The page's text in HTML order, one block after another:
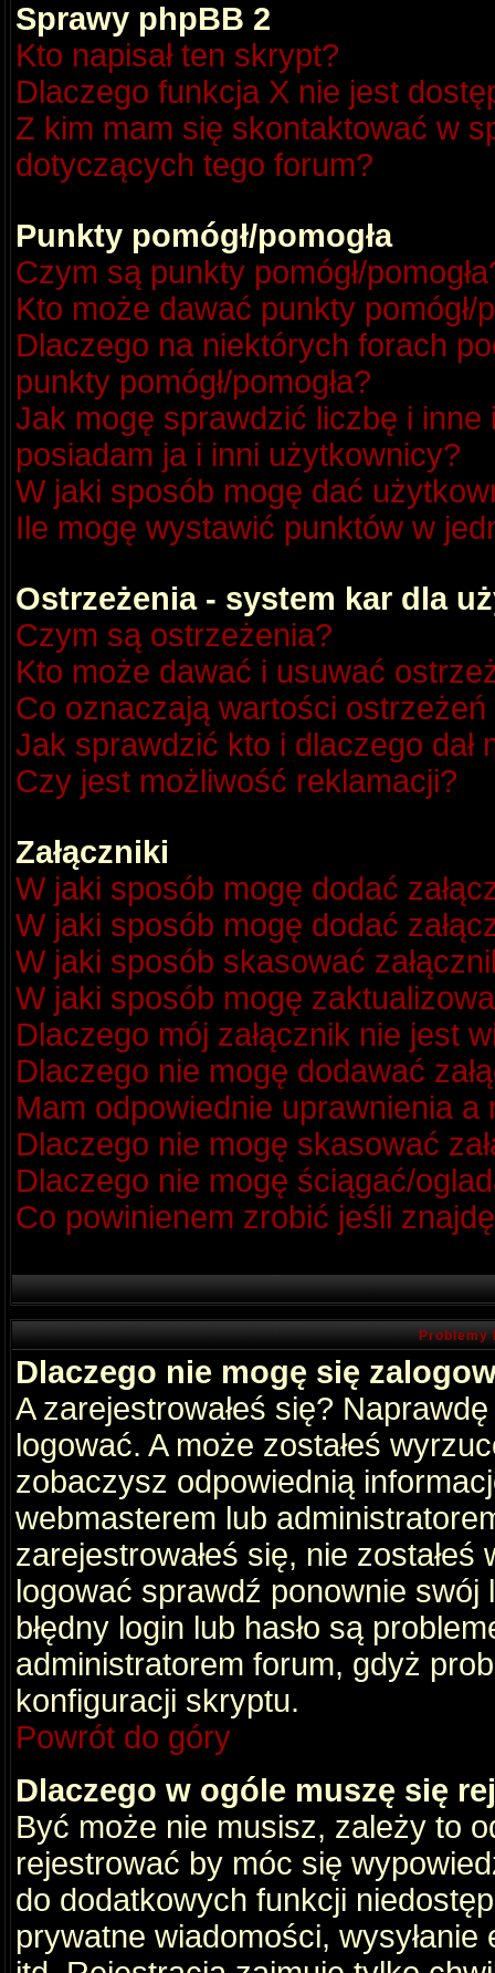
Sprawy phpBB 2
Kto napisał ten skrypt?
Dlaczego funkcja X nie jest
Z kim mam się skontaktować w
dotyczących tego forum?
Punkty pomógł/pomogła
Czym są punkty pomógł/
Kto może dawać punkty pomógł/
Dlaczego na niektórych forach
punkty pomógł/pomogła?
Jak mogę sprawdzić liczbę i
posiadam ja i inni użytkownicy?
W jaki sposób mogę dać
Ile mogę wystawić punktów w
Ostrzeżenia - system kar dla
Czym są ostrzeżenia?
Kto może dawać i usuwać
Co oznaczają wartości
Jak sprawdzić kto i dlaczego dał
Czy jest możliwość reklamacji?
Załączniki
W jaki sposób mogę dodać
W jaki sposób mogę dodać
W jaki sposób skasować
W jaki sposób mogę
Dlaczego mój załącznik nie jest
Dlaczego nie mogę dodawać
Mam odpowiednie uprawnienia a
Dlaczego nie mogę skasować
Dlaczego nie mogę ściągać/
Co powinienem zrobić jeśli
Problemy
Dlaczego nie mogę się
A zarejestrowałeś się?
logować. A może zostałeś
zobaczysz odpowiednią
webmasterem lub
zarejestrowałeś się, nie
logować sprawdź ponownie swój
błędny login lub hasło są
administratorem forum, gdyż
konfiguracji skryptu.
Powrót do góry
Dlaczego w ogóle muszę się
Być może nie musisz, zależy to
rejestrować by móc się
do dodatkowych funkcji
prywatne wiadomości,